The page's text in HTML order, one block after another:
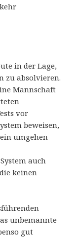
in der Lage,
zu absolvieren.
Mannschaft
vor
beweisen,
umgehen
auch
keinen
unbemannte
gut